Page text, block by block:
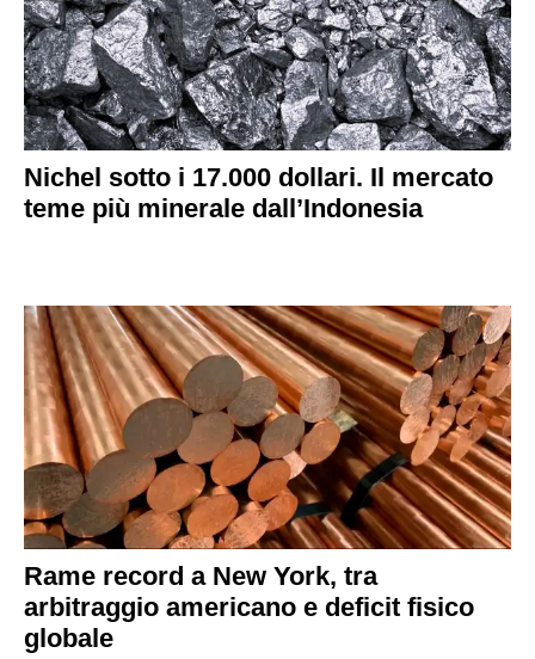
Nichel sotto i 17.000 dollari. Il mercato
teme più minerale dall’Indonesia
Rame record a New York, tra
arbitraggio americano e deficit fisico
globale